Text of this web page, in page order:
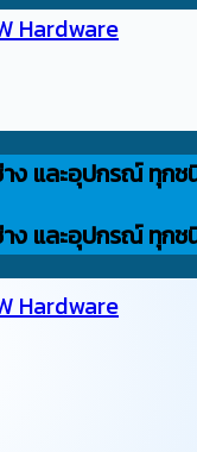
ง และอุปกรณ์ ทุก
ง และอุปกรณ์ ทุก